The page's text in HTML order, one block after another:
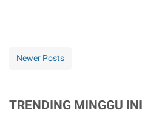
Newer Posts
TRENDING MINGGU INI